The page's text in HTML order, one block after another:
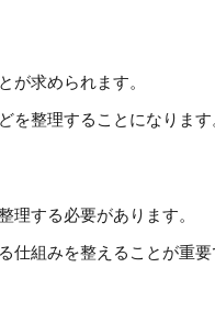
が求められます。
整理することになります
する必要があります。
組みを整えることが重要